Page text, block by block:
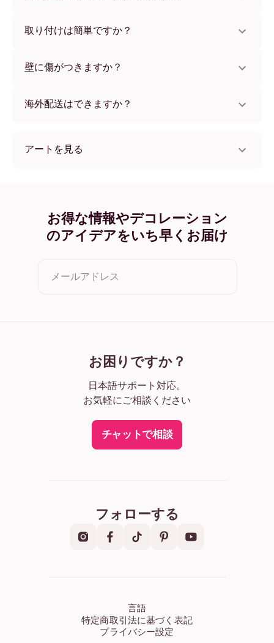
用いただけます。ご注文後、追跡番号をお知らせします。
取り付けは簡単ですか？
をつけないため、賃貸のお部屋でも安心してお使いいただ
壁に傷がつきますか？
海外配送はできますか？
アートを見る
Ethereal Cliffs オーク
Ethereal Cliffs ワイド ブラック
Ethereal Cliffs ワイド ホワイト
お得な情報やデコレーション
のアイデアをいち早くお届け
メールアドレス
お困りですか？
日本語サポート対応。
お気軽にご相談ください
チャットで相談
フォローする
言語
特定商取引法に基づく表記
プライバシー設定